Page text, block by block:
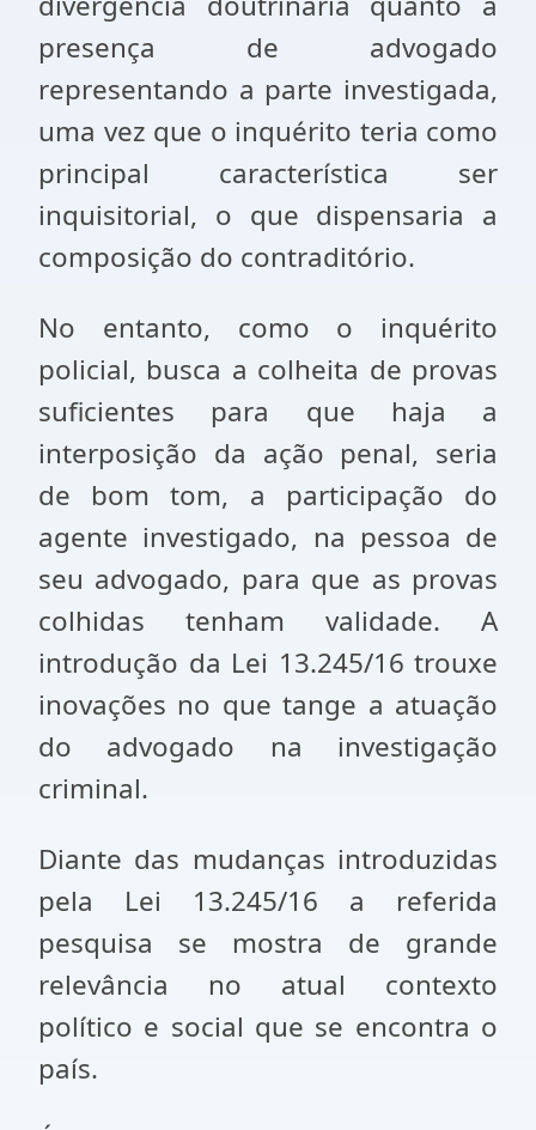
presença de advogado
representando a parte investigada,
uma vez que o inquérito teria como
principal característica ser
inquisitorial, o que dispensaria a
composição do contraditório.
No entanto, como o inquérito
policial, busca a colheita de provas
suficientes para que haja a
interposição da ação penal, seria
de bom tom, a participação do
agente investigado, na pessoa de
seu advogado, para que as provas
colhidas tenham validade. A
introdução da Lei 13.245/16 trouxe
inovações no que tange a atuação
do advogado na investigação
criminal.
Diante das mudanças introduzidas
pela Lei 13.245/16 a referida
pesquisa se mostra de grande
relevância no atual contexto
político e social que se encontra o
país.